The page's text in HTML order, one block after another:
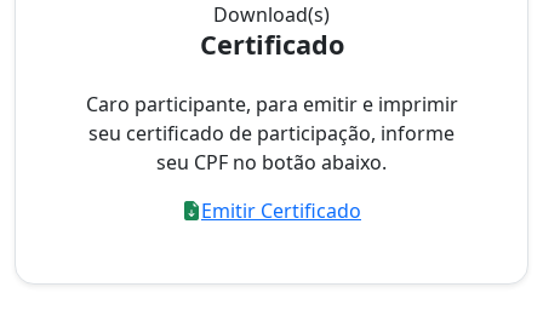
Download(s)
Certificado
Caro participante, para emitir e imprimir
seu certificado de participação, informe
seu CPF no botão abaixo.
Emitir Certificado